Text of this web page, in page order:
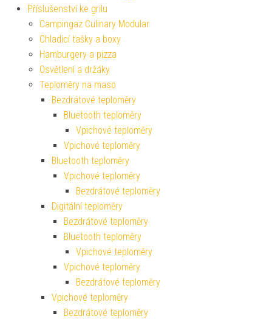
Příslušenství ke grilu
Campingaz Culinary Modular
Chladící tašky a boxy
Hamburgery a pizza
Osvětlení a držáky
Teploměry na maso
Bezdrátové teploměry
Bluetooth teploměry
Vpichové teploměry
Vpichové teploměry
Bluetooth teploměry
Vpichové teploměry
Bezdrátové teploměry
Digitální teploměry
Bezdrátové teploměry
Bluetooth teploměry
Vpichové teploměry
Vpichové teploměry
Bezdrátové teploměry
Vpichové teploměry
Bezdrátové teploměry